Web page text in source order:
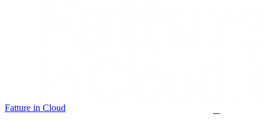
Fatture in Cloud